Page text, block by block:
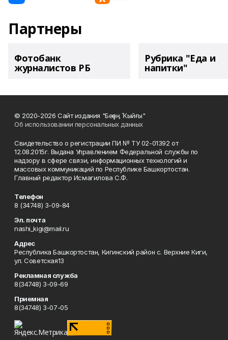
Партнеры
Фотобанк
журналистов РБ
Рубрика "Еда и
напитки"
© 2020-2026 Сайт издания "Беҙҙең Ҡыйғы"
Об использовании персональных данных
Свидетельство о регистрации ПИ № ТУ 02-01392 от
12.08.2015г. Выдана Управлением Федеральной службы по
надзору в сфере связи, информационных технологий и
массовых коммуникаций по Республике Башкортостан.
Главный редактор Исмагилова С.Ф.
Телефон
8 (34748) 3-09-84
Эл. почта
nashi_kigi@mail.ru
Адрес
Республика Башкортостан, Кигинский район с. Верхние Киги,
ул. Советская13
Рекламная служба
8(34748) 3-09-69
Приемная
8(34748) 3-07-05